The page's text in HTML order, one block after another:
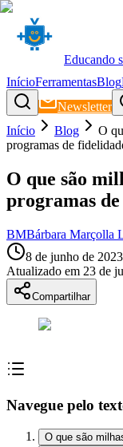
Educando
InícioFerramentasBlog
Newsletter
Início
Blog
O
programas de
O que são
programas
BMBárbara Marçolla
8 de junho de 2023
Atualizado em 23 de
Compartilhar
Navegue pelo
O que são